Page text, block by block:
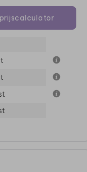
prijscalculator